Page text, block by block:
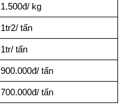
1.500đ/ kg
1tr2/ tấn
1tr/ tấn
900.000đ/ tấn
700.000đ/ tấn